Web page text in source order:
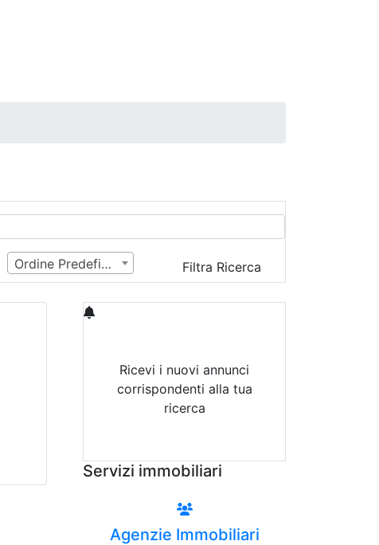
Ordine Predefinito Filtra Ricerca
Ricevi i nuovi annunci
corrispondenti alla tua
ricerca
Servizi immobiliari
Agenzie Immobiliari